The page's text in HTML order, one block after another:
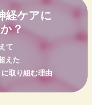
経ケアに
？
て
えた
取り組む理由